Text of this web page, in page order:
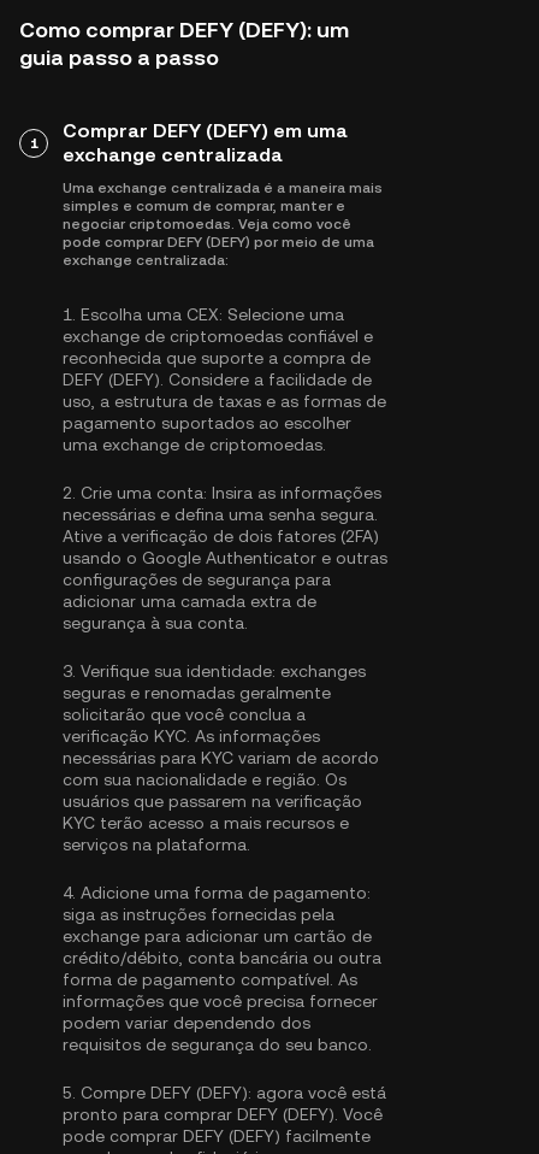
Como comprar DEFY (DEFY): um
guia passo a passo
1
Comprar DEFY (DEFY) em uma
exchange centralizada
Uma exchange centralizada é a maneira mais
simples e comum de comprar, manter e
negociar criptomoedas. Veja como você
pode comprar DEFY (DEFY) por meio de uma
exchange centralizada:
1. Escolha uma CEX: Selecione uma
exchange de criptomoedas confiável e
reconhecida que suporte a compra de
DEFY (DEFY). Considere a facilidade de
uso, a estrutura de taxas e as formas de
pagamento suportados ao escolher
uma exchange de criptomoedas.
2. Crie uma conta: Insira as informações
necessárias e defina uma senha segura.
Ative a verificação de dois fatores (2FA)
usando o Google Authenticator e outras
configurações de segurança para
adicionar uma camada extra de
segurança à sua conta.
3. Verifique sua identidade: exchanges
seguras e renomadas geralmente
solicitarão que você conclua a
verificação KYC . As informações
necessárias para KYC variam de acordo
com sua nacionalidade e região. Os
usuários que passarem na verificação
KYC terão acesso a mais recursos e
serviços na plataforma.
4. Adicione uma forma de pagamento:
siga as instruções fornecidas pela
exchange para adicionar um cartão de
crédito/débito, conta bancária ou outra
forma de pagamento compatível. As
informações que você precisa fornecer
podem variar dependendo dos
requisitos de segurança do seu banco.
5. Compre DEFY (DEFY): agora você está
pronto para comprar DEFY (DEFY). Você
pode comprar DEFY (DEFY) facilmente